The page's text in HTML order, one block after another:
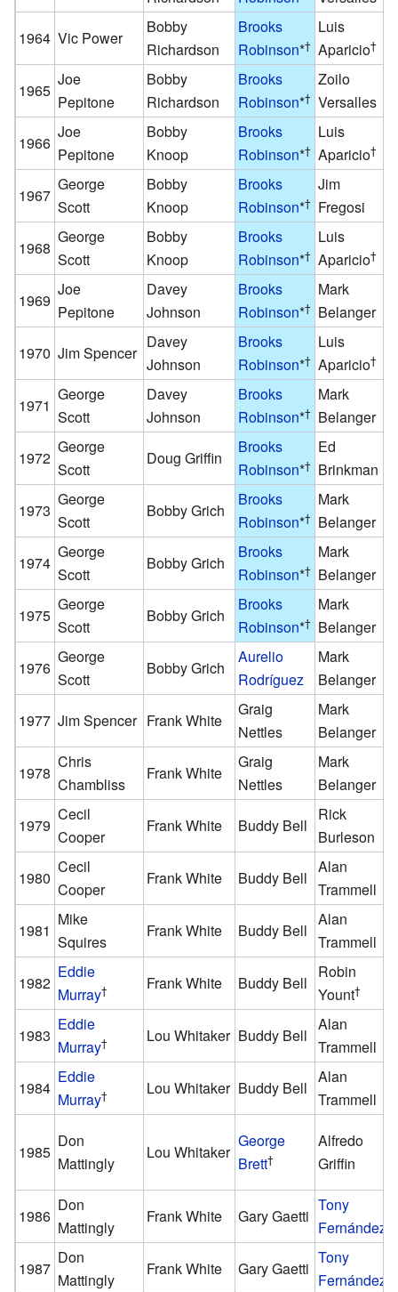
1964 Vic Power
Bobby
Richardson
Brooks
Robinson*†
Luis
Aparicio†
1965
Joe
Pepitone
Bobby
Richardson
Brooks
Robinson*†
Zoilo
Versalles
1966
Joe
Pepitone
Bobby
Knoop
Brooks
Robinson*†
Luis
Aparicio†
1967
George
Scott
Bobby
Knoop
Brooks
Robinson*†
Jim
Fregosi
1968
George
Scott
Bobby
Knoop
Brooks
Robinson*†
Luis
Aparicio†
1969
Joe
Pepitone
Davey
Johnson
Brooks
Robinson*†
Mark
Belanger
1970 Jim Spencer
Davey
Johnson
Brooks
Robinson*†
Luis
Aparicio†
1971
George
Scott
Davey
Johnson
Brooks
Robinson*†
Mark
Belanger
1972
George
Scott
Doug Griffin
Brooks
Robinson*†
Ed
Brinkman
1973
George
Scott
Bobby Grich
Brooks
Robinson*†
Mark
Belanger
1974
George
Scott
Bobby Grich
Brooks
Robinson*†
Mark
Belanger
1975
George
Scott
Bobby Grich
Brooks
Robinson*†
Mark
Belanger
1976
George
Scott
Bobby Grich
Aurelio
Rodríguez
Mark
Belanger
1977 Jim Spencer Frank White
Graig
Nettles
Mark
Belanger
1978
Chris
Chambliss
Frank White
Graig
Nettles
Mark
Belanger
1979
Cecil
Cooper
Frank White Buddy Bell
Rick
Burleson
1980
Cecil
Cooper
Frank White Buddy Bell
Alan
Trammell
1981
Mike
Squires
Frank White Buddy Bell
Alan
Trammell
1982
Eddie
Murray† Frank White Buddy Bell
Robin
Yount†
1983
Eddie
Murray† Lou Whitaker Buddy Bell
Alan
Trammell
1984
Eddie
Murray† Lou Whitaker Buddy Bell
Alan
Trammell
1985
Don
Mattingly
Lou Whitaker
George
Brett†
Alfredo
Griffin
1986
Don
Mattingly
Frank White Gary Gaetti
Tony
Fernández
1987
Don
Mattingly
Frank White Gary Gaetti
Tony
Fernández